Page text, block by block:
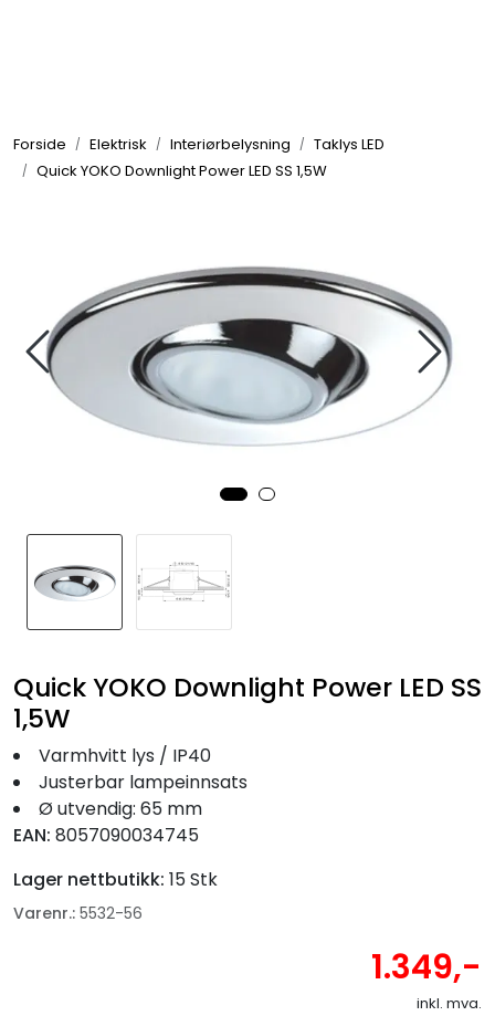
Forside Elektrisk Interiørbelysning
Taklys LED
Quick YOKO Downlight Power LED SS 1,5W
Quick YOKO Downlight Power LED SS
1,5W
Varmhvitt lys / IP40
Justerbar lampeinnsats
Ø utvendig: 65 mm
EAN: 8057090034745
Lager nettbutikk: 15 Stk
Varenr.: 5532-56
1.349,-
inkl. mva.
Elektrisk
Komfort
Motor/Styring
Fritid/Sikkerhet
Båtpleie/Opplag
Seil
Nyheter